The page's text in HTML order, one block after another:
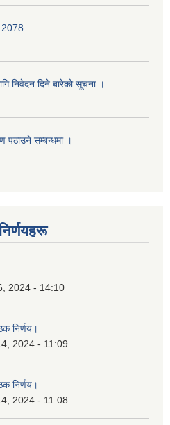
2078
निवेदन दिने बारेको सूचना ।
पठाउने सम्बन्धमा ।
2024 - 14:10
निर्णय।
2024 - 11:09
निर्णय।
2024 - 11:08